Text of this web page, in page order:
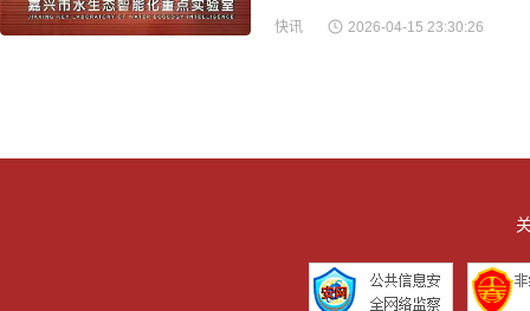
快讯 2026-04-15 23:30:26